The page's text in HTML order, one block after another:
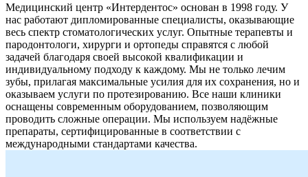
Медицинский центр «Интердентос» основан в 1998 году. У
нас работают дипломированные специалисты, оказывающие
весь спектр стоматологических услуг. Опытные терапевты и
пародонтологи, хирурги и ортопеды справятся с любой
задачей благодаря своей высокой квалификации и
индивидуальному подходу к каждому. Мы не только лечим
зубы, прилагая максимальные усилия для их сохранения, но и
оказываем услуги по протезированию. Все наши клиники
оснащены современным оборудованием, позволяющим
проводить сложные операции. Мы используем надёжные
препараты, сертифицированные в соответствии с
международными стандартами качества.